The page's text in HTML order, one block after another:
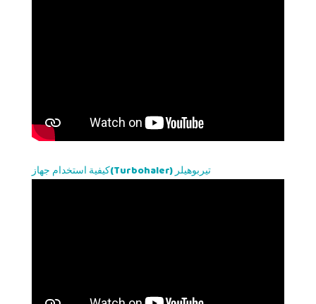
كيفية استخدام جهاز(Turbohaler) تيربوهيلر